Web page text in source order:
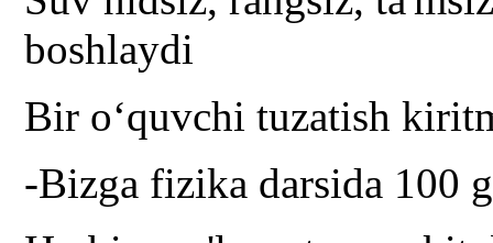
boshlaydi
Bir o‘quvchi tuzatish
-Bizga fizika darsida 100